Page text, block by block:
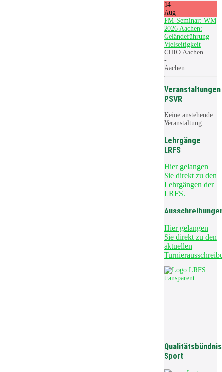
14
Aug
PM-Seminar: WM
2026 Aachen:
Geländeführung
Vielseitigkeit
CHIO Aachen
-
Aachen
Veranstaltungen
PSVR
Keine anstehende
Veranstaltung
Lehrgänge
LRFS
Hier gelangen
Sie direkt zu den
Lehrgängen der
LRFS.
Hier gelangen
Sie direkt zu den
aktuellen
Qualitätsbündnis
Sport